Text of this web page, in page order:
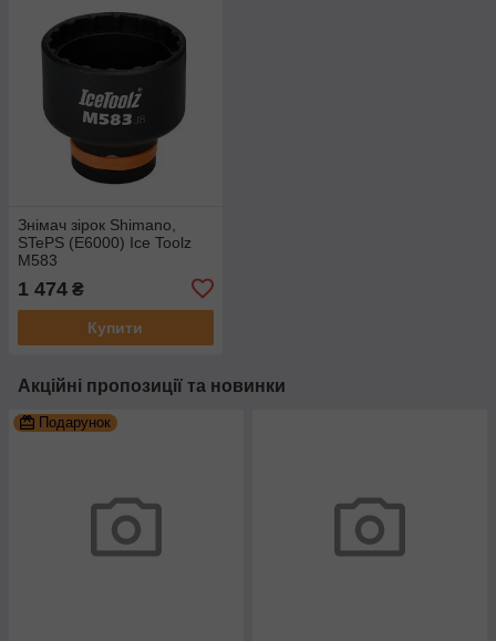
Знімач зірок Shimano,
STePS (E6000) Ice Toolz
M583
1 474 ₴
Купити
Акційні пропозиції та новинки
Подарунок